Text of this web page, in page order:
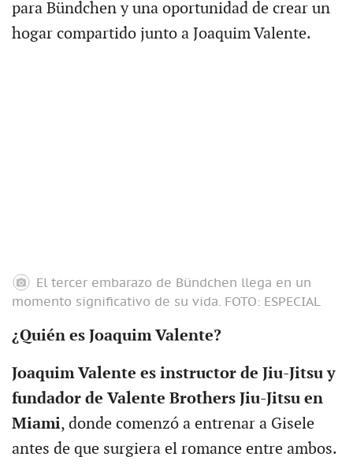
para Bündchen y una oportunidad de crear un
hogar compartido junto a Joaquim Valente.
El tercer embarazo de Bündchen llega en un
momento significativo de su vida. FOTO: ESPECIAL
¿Quién es Joaquim Valente?
Joaquim Valente es instructor de Jiu-Jitsu y
fundador de Valente Brothers Jiu-Jitsu en
Miami, donde comenzó a entrenar a Gisele
antes de que surgiera el romance entre ambos.